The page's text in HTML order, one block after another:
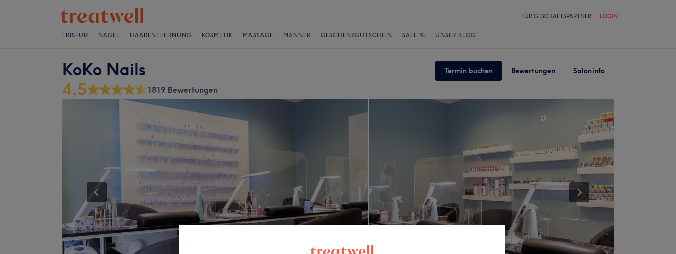
FÜR GESCHÄFTSPARTNER LOGIN
FRISEUR NÄGEL HAARENTFERNUNG KOSMETIK MASSAGE MÄNNER GESCHENKGUTSCHEIN SALE % UNSER BLOG
KoKo Nails Termin buchen Bewertungen Saloninfo
4,5 1819 Bewertungen